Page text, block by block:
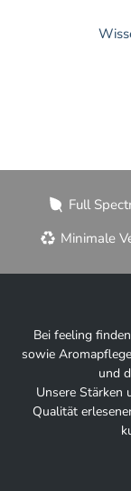
Full
Minimale
Bei feeling
sowie
und
Unsere Stärken
Qualität